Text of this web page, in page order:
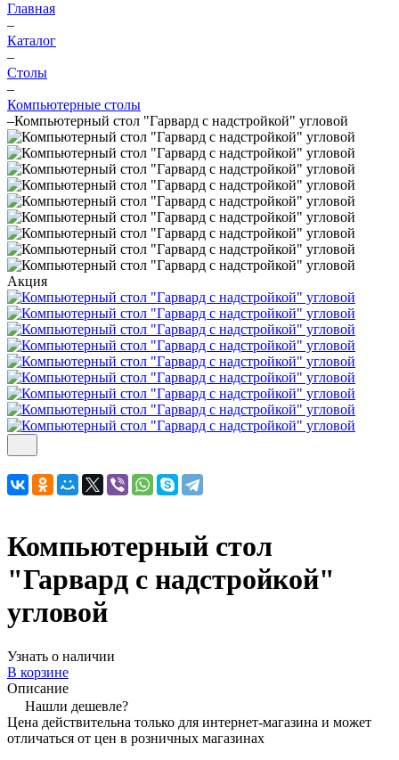
Главная
–
Каталог
–
Столы
–
Компьютерные столы
–Компьютерный стол "Гарвард с надстройкой" угловой
Акция
Компьютерный стол
"Гарвард с надстройкой"
угловой
Узнать о наличии
В корзине
Описание
Нашли дешевле?
Цена действительна только для интернет-магазина и может
отличаться от цен в розничных магазинах